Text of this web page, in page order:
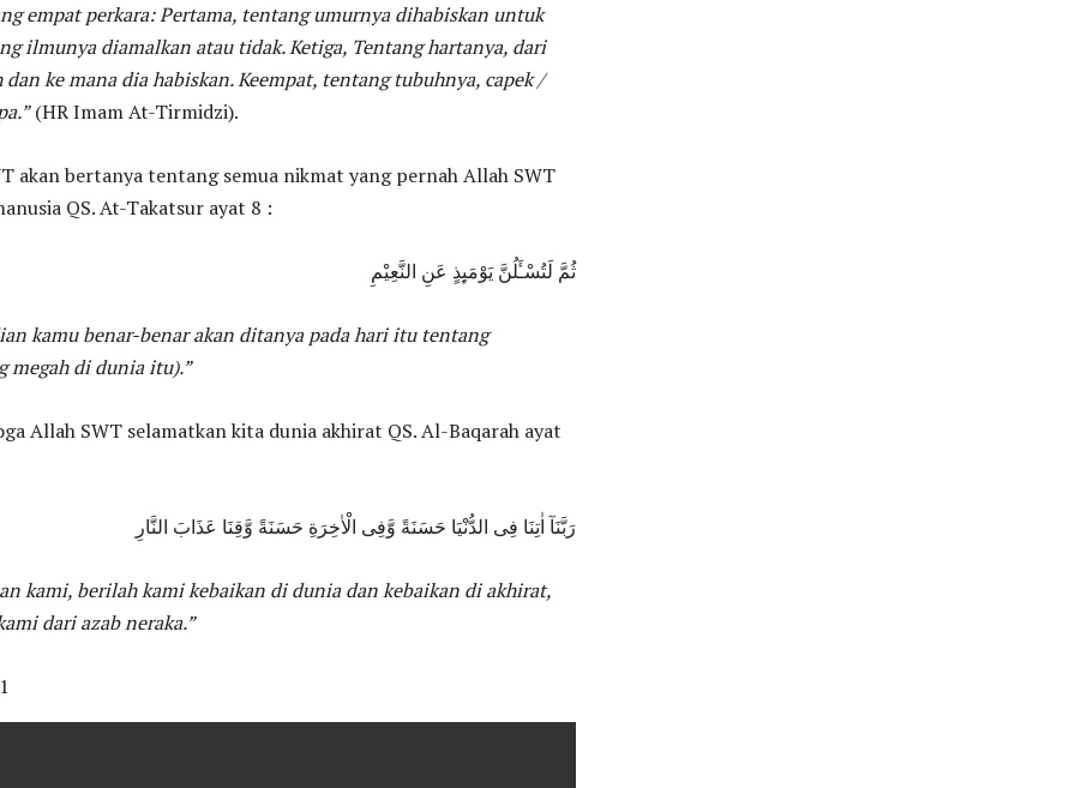
empat perkara: Pertama, tentang umurnya dihabiskan untuk
ilmunya diamalkan atau tidak. Ketiga, Tentang hartanya, dari
ke mana dia habiskan. Keempat, tentang tubuhnya, capek /
(HR Imam At-Tirmidzi).
akan bertanya tentang semua nikmat yang pernah Allah SWT
QS. At-Takatsur ayat 8 :
ثُمَّ لَتُسْـَٔلُنَّ يَوْمَىِٕذٍ عَنِ النَّعِيْمِ
kamu benar-benar akan ditanya pada hari itu tentang
megah di dunia itu).”
Allah SWT selamatkan kita dunia akhirat QS. Al-Baqarah ayat
رَبَّنَآ اٰتِنَا فِى الدُّنْيَا حَسَنَةً وَّفِى الْاٰخِرَةِ حَسَنَةً وَّقِنَا عَذَابَ النَّارِ
kami, berilah kami kebaikan di dunia dan kebaikan di akhirat,
dari azab neraka.”